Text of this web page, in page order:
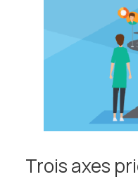
Trois axes